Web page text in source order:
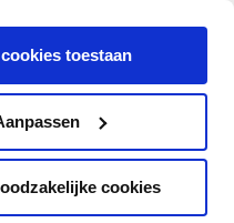
toestaan
cookies